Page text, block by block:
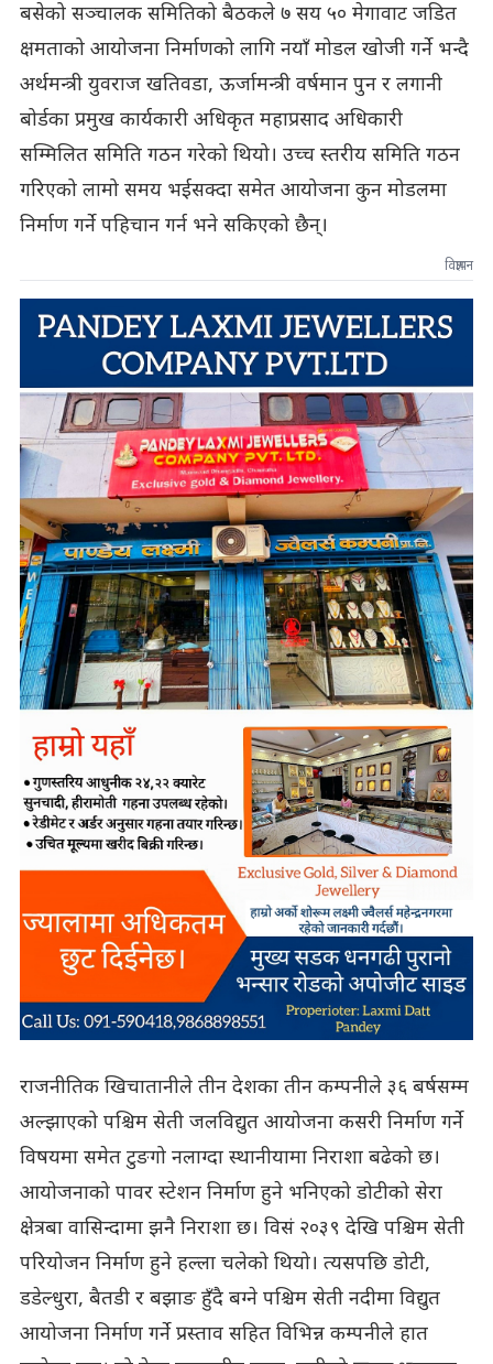
बसेको सञ्चालक समितिको बैठकले ७ सय ५० मेगावाट जडित
क्षमताको आयोजना निर्माणको लागि नयाँ मोडल खोजी गर्ने भन्दै
अर्थमन्त्री युवराज खतिवडा, ऊर्जामन्त्री वर्षमान पुन र लगानी
बोर्डका प्रमुख कार्यकारी अधिकृत महाप्रसाद अधिकारी
सम्मिलित समिति गठन गरेको थियो। उच्च स्तरीय समिति गठन
गरिएको लामो समय भईसक्दा समेत आयोजना कुन मोडलमा
निर्माण गर्ने पहिचान गर्न भने सकिएको छैन्।
विज्ञापन
राजनीतिक खिचातानीले तीन देशका तीन कम्पनीले ३६ बर्षसम्म
अल्झाएको पश्चिम सेती जलविद्युत आयोजना कसरी निर्माण गर्ने
विषयमा समेत टुङगो नलाग्दा स्थानीयामा निराशा बढेको छ।
आयोजनाको पावर स्टेशन निर्माण हुने भनिएको डोटीको सेरा
क्षेत्रबा वासिन्दामा झनै निराशा छ। विसं २०३९ देखि पश्चिम सेती
परियोजन निर्माण हुने हल्ला चलेको थियो। त्यसपछि डोटी,
डडेल्धुरा, बैतडी र बझाङ हुँदै बग्ने पश्चिम सेती नदीमा विद्युत
आयोजना निर्माण गर्ने प्रस्ताव सहित विभिन्न कम्पनीले हात